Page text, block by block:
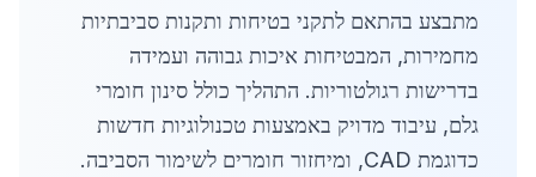
מתבצע בהתאם לתקני בטיחות ותקנות סביבתיות
מחמירות, המבטיחות איכות גבוהה ועמידה
בדרישות רגולטוריות. התהליך כולל סינון חומרי
גלם, עיבוד מדויק באמצעות טכנולוגיות חדשות
כדוגמת CAD, ומיחזור חומרים לשימור הסביבה.